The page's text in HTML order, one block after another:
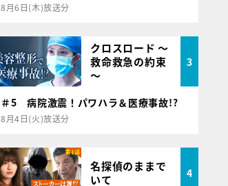
8月6日(木)放送分
クロスロード ～
救命救急の約束
～
3
＃5 病院激震！パワハラ＆医療事故!?
8月4日(火)放送分
名探偵のままで
いて
4